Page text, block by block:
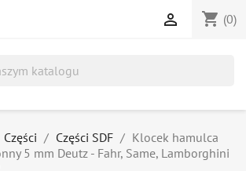
shopping_cart (0)

Części Części SDF
Klocek hamulca
5 mm Deutz - Fahr, Same, Lamborghini